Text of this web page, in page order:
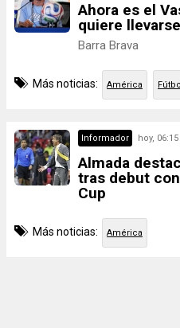
Ahora es el
quiere
Barra Brava
Más noticias: América
Informador hoy,
Almada
tras debut
Cup
Más noticias: América